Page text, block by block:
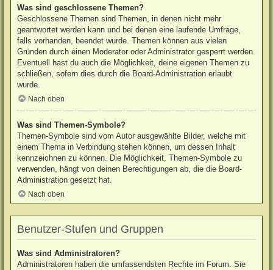
Was sind geschlossene Themen?
Geschlossene Themen sind Themen, in denen nicht mehr
geantwortet werden kann und bei denen eine laufende Umfrage,
falls vorhanden, beendet wurde. Themen können aus vielen
Gründen durch einen Moderator oder Administrator gesperrt werden.
Eventuell hast du auch die Möglichkeit, deine eigenen Themen zu
schließen, sofern dies durch die Board-Administration erlaubt
wurde.
Nach oben
Was sind Themen-Symbole?
Themen-Symbole sind vom Autor ausgewählte Bilder, welche mit
einem Thema in Verbindung stehen können, um dessen Inhalt
kennzeichnen zu können. Die Möglichkeit, Themen-Symbole zu
verwenden, hängt von deinen Berechtigungen ab, die die Board-
Administration gesetzt hat.
Nach oben
Benutzer-Stufen und Gruppen
Was sind Administratoren?
Administratoren haben die umfassendsten Rechte im Forum. Sie